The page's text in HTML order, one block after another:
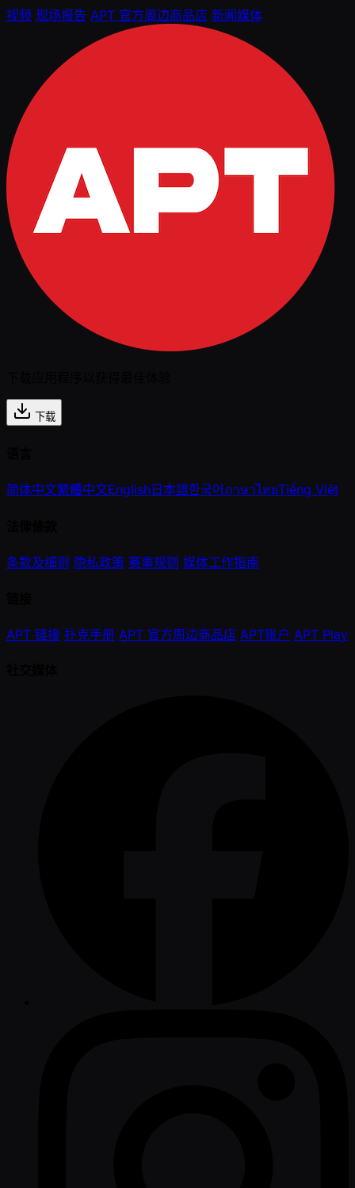
视频 现场报告 APT 官方周边商品店 新闻媒体
下载
简体中文繁體中文English日本語한국어ภาษาไทยTiếng Việt
条款及细则 隐私政策 赛事规则 媒体工作指南
APT 链接 扑克手册 APT 官方周边商品店 APT账户 APT Play